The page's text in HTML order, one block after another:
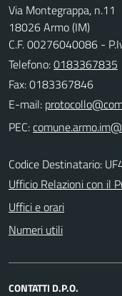
Via Montegrappa, n.11
18026 Armo (IM)
C.F. 00276040086 -
Telefono:0183367835
Fax: 0183367846
E-mail:
PEC:
Codice Destinatario:
Ufficio Relazioni con il
Uffici e orari
Numeri utili
CONTATTI D.P.O.